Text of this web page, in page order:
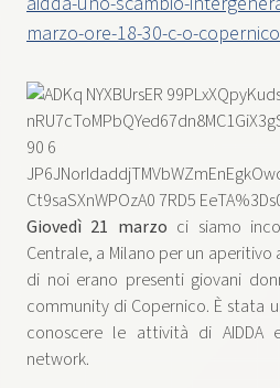
marzo-ore-18-30-c-o-
Giovedì 21 marzo ci siamo
Centrale, a Milano per un
di noi erano presenti giovani
community di Copernico. È stata
conoscere le attività di
network.